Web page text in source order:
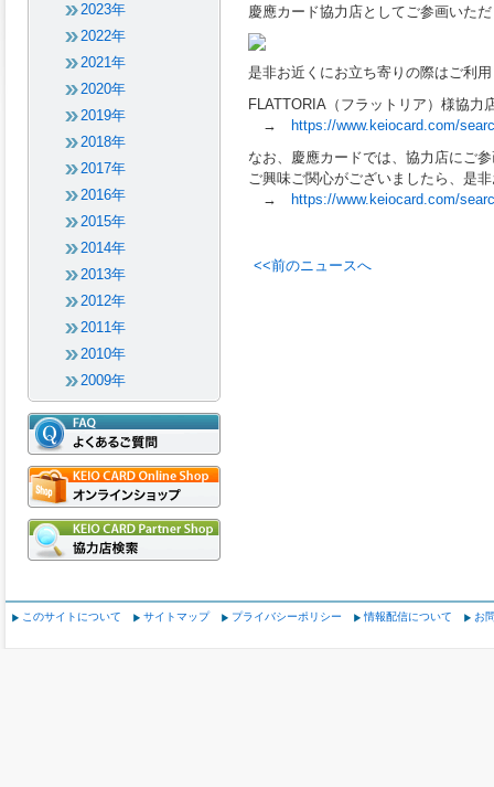
2023年
2022年
2021年
2020年
2019年
2018年
2017年
2016年
2015年
2014年
2013年
2012年
2011年
2010年
2009年
慶應カード協力店としてご参画いた
是非お近くにお立ち寄りの際はご利
FLATTORIA（フラットリア）様協力
→
https://www.keiocard.com/
なお、慶應カードでは、協力店にご
ご興味ご関心がございましたら、是
→
https://www.keiocard.com/
<<前のニュースへ
このサイトについて サイトマップ プライバシーポリシー 情報配信について お